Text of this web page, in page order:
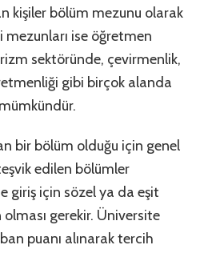
kişiler bölüm mezunu olarak
ise öğretmen
sektöründe, çevirmenlik,
gibi birçok alanda
bir bölüm olduğu için genel
edilen bölümler
giriş için sözel ya da eşit
olması gerekir. Üniversite
puanı alınarak tercih